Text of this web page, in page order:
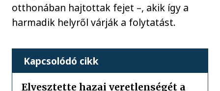
otthonában hajtottak fejet –, akik így a
harmadik helyről várják a folytatást.
Kapcsolódó cikk
Elvesztette hazai veretlenségét a